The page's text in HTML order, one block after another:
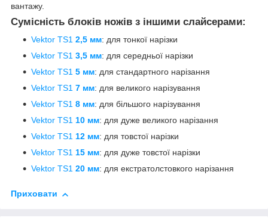
вантажу.
Сумісність блоків ножів з іншими слайсерами:
Vektor TS1 2,5 мм: для тонкої нарізки
Vektor TS1 3,5 мм: для середньої нарізки
Vektor TS1 5 мм: для стандартного нарізання
Vektor TS1 7 мм: для великого нарізування
Vektor TS1 8 мм: для більшого нарізування
Vektor TS1 10 мм: для дуже великого нарізання
Vektor TS1 12 мм: для товстої нарізки
Vektor TS1 15 мм: для дуже товстої нарізки
Vektor TS1 20 мм: для екстратолстовкого нарізання
Приховати